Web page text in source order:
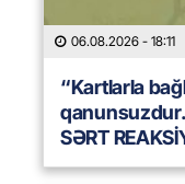
06.08.2026 - 18:11
“Kartlarla
SƏRT